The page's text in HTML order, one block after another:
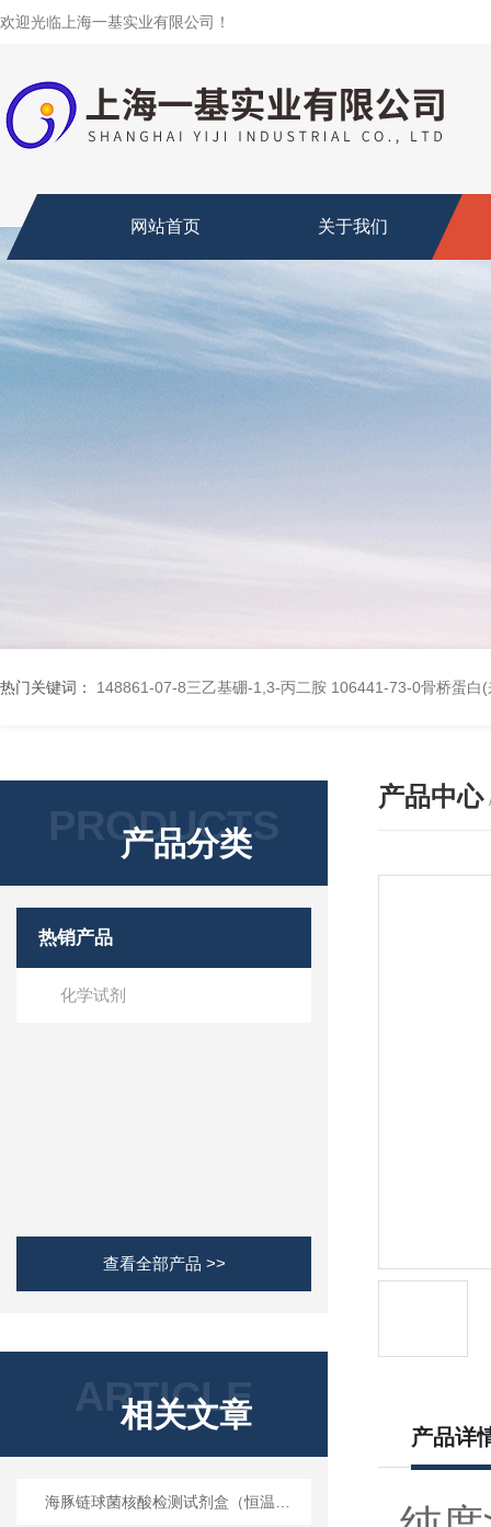
欢迎光临上海一基实业有限公司！
网站首页 关于我们
热门关键词： 148861-07-8三乙基硼-1,3-丙二胺 106441-73-0骨桥蛋白
PRODUCTS
产品分类
热销产品
化学试剂
查看全部产品 >>
ARTICLE
相关文章
产品中心
产品详